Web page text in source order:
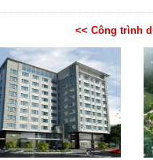
<< Công trình